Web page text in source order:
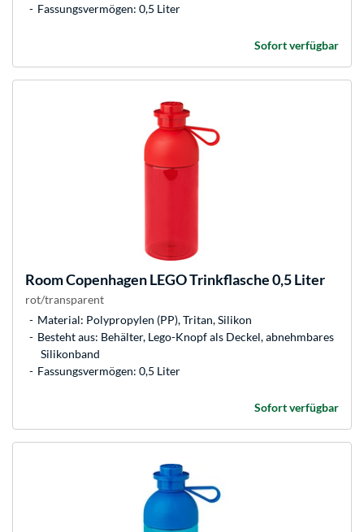
Fassungsvermögen: 0,5 Liter
Sofort verfügbar
Room CopenhagenLEGO Trinkflasche 0,5 Liter
rot/transparent
Material: Polypropylen (PP), Tritan, Silikon
Besteht aus: Behälter, Lego-Knopf als Deckel, abnehmbares
Silikonband
Fassungsvermögen: 0,5 Liter
Sofort verfügbar